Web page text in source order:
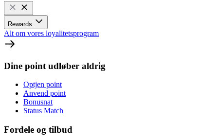
Rewards
Alt om vores loyalitetsprogram
Dine point udløber aldrig
Optjen point
Anvend point
Bonusnat
Status Match
Fordele og tilbud